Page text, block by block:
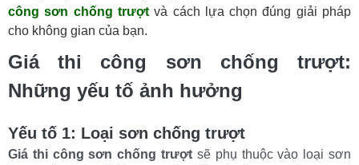
công sơn chống trượtvà cách lựa chọn đúng giải pháp
cho không gian của bạn.
Giá thi công sơn chống trượt:
Những yếu tố ảnh hưởng
Yếu tố 1: Loại sơn chống trượt
Giá thi công sơn chống trượt sẽ phụ thuộc vào loại sơn